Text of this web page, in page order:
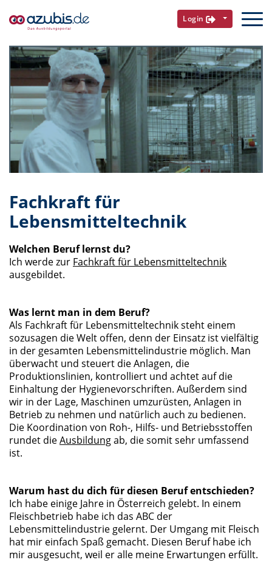
Login
Fachkraft für
Lebensmitteltechnik
Welchen Beruf lernst du?
Ich werde zur Fachkraft für Lebensmitteltechnik
ausgebildet.
Was lernt man in dem Beruf?
Als Fachkraft für Lebensmitteltechnik steht einem
sozusagen die Welt offen, denn der Einsatz ist vielfältig
in der gesamten Lebensmittelindustrie möglich. Man
überwacht und steuert die Anlagen, die
Produktionslinien, kontrolliert und achtet auf die
Einhaltung der Hygienevorschriften. Außerdem sind
wir in der Lage, Maschinen umzurüsten, Anlagen in
Betrieb zu nehmen und natürlich auch zu bedienen.
Die Koordination von Roh-, Hilfs- und Betriebsstoffen
rundet dieAusbildungab, die somit sehr umfassend
ist.
Warum hast du dich für diesen Beruf entschieden?
Ich habe einige Jahre in Österreich gelebt. In einem
Fleischbetrieb habe ich das ABC der
Lebensmittelindustrie gelernt. Der Umgang mit Fleisch
hat mir einfach Spaß gemacht. Diesen Beruf habe ich
mir ausgesucht, weil er alle meine Erwartungen erfüllt.